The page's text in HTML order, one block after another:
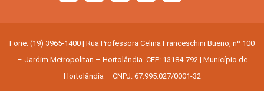
Fone: (19) 3965-1400 | Rua Professora Celina Franceschini Bueno, nº 100
– Jardim Metropolitan – Hortolândia. CEP: 13184-792 | Município de
Hortolândia – CNPJ: 67.995.027/0001-32